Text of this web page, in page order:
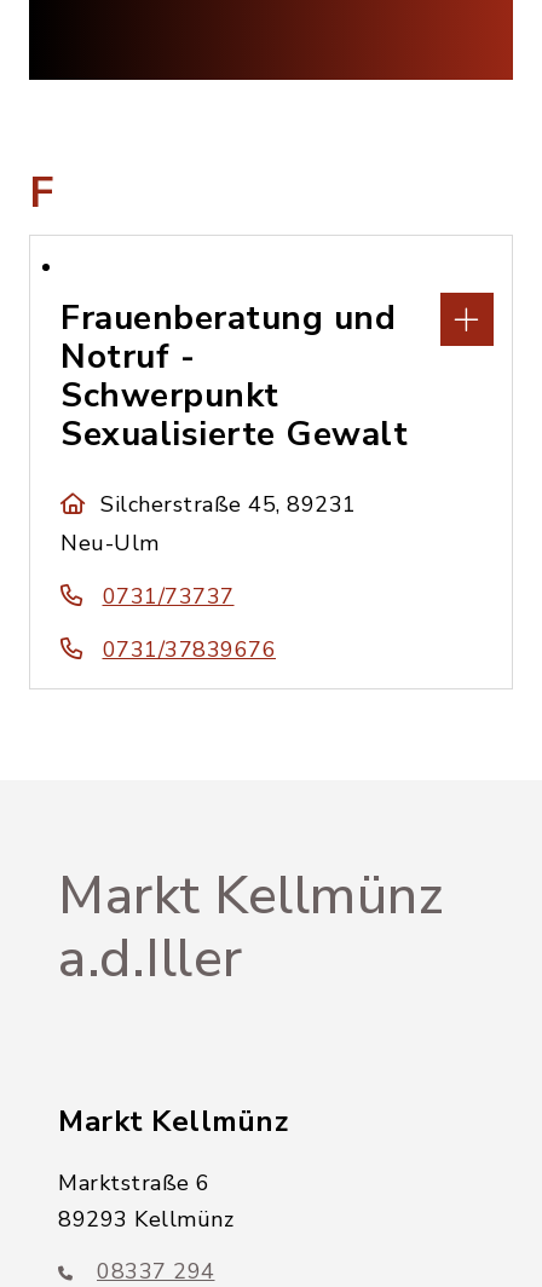
F
Frauenberatung und
Notruf -
Schwerpunkt
Sexualisierte Gewalt
Silcherstraße 45, 89231
Neu-Ulm
0731/73737
0731/37839676
Markt Kellmünz
a.d.Iller
Markt Kellmünz
Marktstraße 6
89293 Kellmünz
08337 294